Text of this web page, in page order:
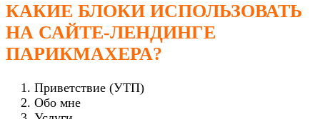
КАКИЕ БЛОКИ ИСПОЛЬЗОВАТЬ
НА САЙТЕ-ЛЕНДИНГЕ
ПАРИКМАХЕРА?
Приветствие (УТП)
Обо мне